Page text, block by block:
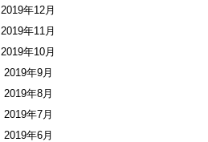
2019年12月
2019年11月
2019年10月
2019年9月
2019年8月
2019年7月
2019年6月